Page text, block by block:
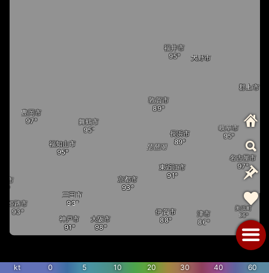
豊岡市
郡上市
大野市
福井市
敦賀市
舞鶴市
姫路市
市
大台町
伊賀市
琵琶湖
東近江市
長浜市
福知山市
三田市
神戸市
京都市
大阪市
津市
美浜町
名古屋市
岐阜市
kt 0 5 10 20 30 40 60